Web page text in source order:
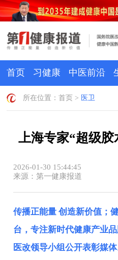
首页 习健康 中医前沿
所在位置：首页 > 医卫
上海专家“超级
2026-01-30 15:44:45
来源：第一健康报道
传播正能量 创造新价值；
台，专注新时代健康产业
医改领导小组公开表彰媒体